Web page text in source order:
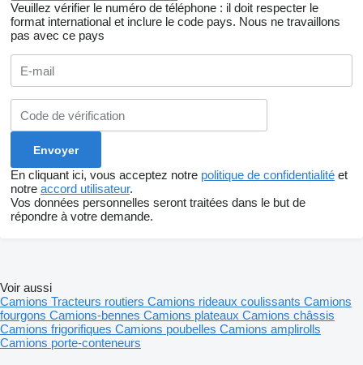
Veuillez vérifier le numéro de téléphone : il doit respecter le
format international et inclure le code pays. Nous ne travaillons
pas avec ce pays
En cliquant ici, vous acceptez notre politique de confidentialité et
notre accord utilisateur.
Vos données personnelles seront traitées dans le but de
répondre à votre demande.
Voir aussi
Camions Tracteurs routiers Camions rideaux coulissants Camions
fourgons Camions-bennes Camions plateaux Camions châssis
Camions frigorifiques Camions poubelles Camions amplirolls
Camions porte-conteneurs